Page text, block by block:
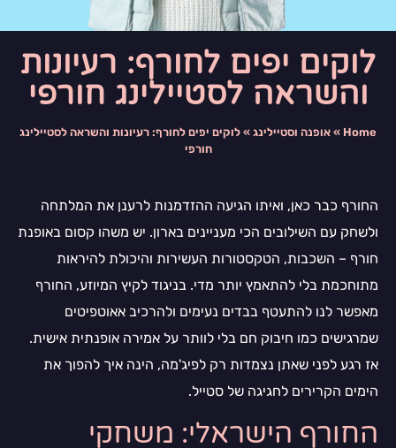
לוקים יפים לחורף: רעיונות
והשראה לסטיילינג חורפי
Home
» אופנה וסטיילינג » לוקים יפים לחורף: רעיונות והשראה לסטיילינג
חורפי
החורף כבר כאן, ואיתו הגיעה ההזדמנות לרענן את המלתחה
ולשחק עם השילובים הכי מעניינים בארון. יש משהו קסום באופנת
חורף – השכבות, הטקסטורות העשירות והיכולת להיראות
מתוחכמת בלי להתאמץ יותר מדי. בניגוד לקיץ המיוזע, החורף
מאפשר לנו להתעטף בבדים נעימים ולהרכיב אאוטפיטים
שמרגישים כמו חיבוק חם בלי לוותר על אמירה אופנתית אישית.
אז רגע לפני שאתן נצמדות רק לפיג'מה, הינה איך להפוך את
הימים הקרירים לחגיגה של סטייל.
החורף הישראלי: משחקי